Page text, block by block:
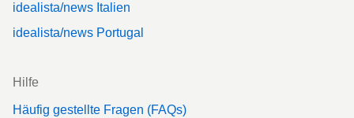
idealista/news Italien
idealista/news Portugal
Hilfe
Häufig gestellte Fragen (FAQs)